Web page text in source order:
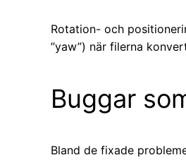
Rotation- och
”yaw”) när filerna
Buggar
Bland de fixade